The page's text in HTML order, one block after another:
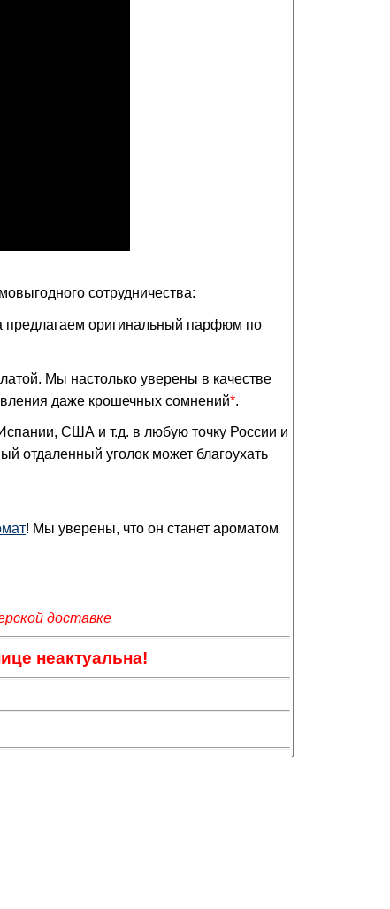
сотрудничества:
оригинальный парфюм по
Мы настолько уверены в качестве
даже крошечных сомнений*.
США и т.д. в любую точку России и
отдаленный уголок может благоухать
! Мы уверены, что он станет ароматом
доставке
неактуальна!